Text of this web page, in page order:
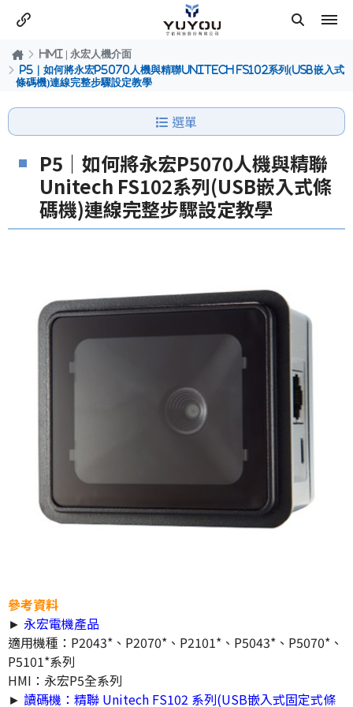
HMI | 永宏人機介面
P5｜如何將永宏P5070人機與精聯Unitech FS102系列(USB嵌入式
條碼機)連線完整步驟設定教學
選單
P5｜如何將永宏P5070人機與精聯
Unitech FS102系列(USB嵌入式條
碼機)連線完整步驟設定教學
參考資料
► 永宏電機產品
適用機種：P2043*、P2070*、P2101*、P5043*、P5070*、
P5101*系列
HMI：永宏P5全系列
► 讀碼機：精聯 Unitech FS102 系列(USB嵌入式固定式條